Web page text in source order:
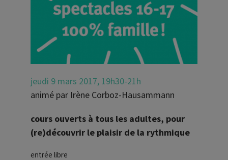
jeudi 9 mars 2017, 19h30-21h
animé par Irène Corboz-Hausammann
cours ouverts à tous les adultes, pour
(re)découvrir le plaisir de la rythmique
entrée libre